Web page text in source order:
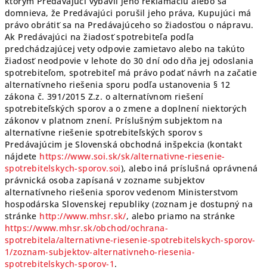
domnieva, že Predávajúci porušil jeho práva, Kupujúci má
právo obrátiť sa na Predávajúceho so žiadosťou o nápravu.
Ak Predávajúci na žiadosť spotrebiteľa podľa
predchádzajúcej vety odpovie zamietavo alebo na takúto
žiadosť neodpovie v lehote do 30 dní odo dňa jej odoslania
spotrebiteľom, spotrebiteľ má právo podať návrh na začatie
alternatívneho riešenia sporu podľa ustanovenia § 12
zákona č. 391/2015 Z.z. o alternatívnom riešení
spotrebiteľských sporov a o zmene a doplnení niektorých
zákonov v platnom znení. Príslušným subjektom na
alternatívne riešenie spotrebiteľských sporov s
Predávajúcim je Slovenská obchodná inšpekcia (kontakt
nájdete https://www.soi.sk/sk/alternativne-riesenie-
spotrebitelskych-sporov.soi), alebo iná príslušná oprávnená
právnická osoba zapísaná v zozname subjektov
alternatívneho riešenia sporov vedenom Ministerstvom
hospodárska Slovenskej republiky (zoznam je dostupný na
stránke http://www.mhsr.sk/, alebo priamo na stránke
https://www.mhsr.sk/obchod/ochrana-
spotrebitela/alternativne-riesenie-spotrebitelskych-sporov-
1/zoznam-subjektov-alternativneho-riesenia-
spotrebitelskych-sporov-1.